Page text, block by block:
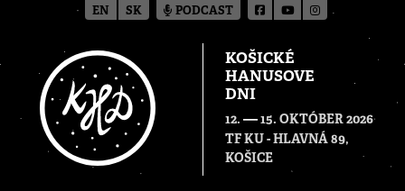
KOŠICKÉ
HANUSOVE
DNI
12. — 15. OKTÓBER 2026
TF KU - HLAVNÁ 89,
KOŠICE
EN SK PODCAST